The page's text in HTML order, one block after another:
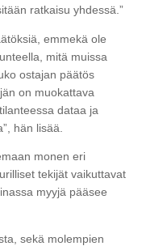
ratkaisu yhdessä.”
emmekä ole
mitä muissa
ostajan päätös
on muokattava
dataa ja
hän lisää.
monen eri
tekijät vaikuttavat
myyjä pääsee
sekä molempien